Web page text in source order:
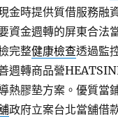
金時提供質借服務融
資金週轉的屏東合法
完整健康檢查透過監
週轉商品營
熱膠墊方案。優質當
政府立案台北當舖借